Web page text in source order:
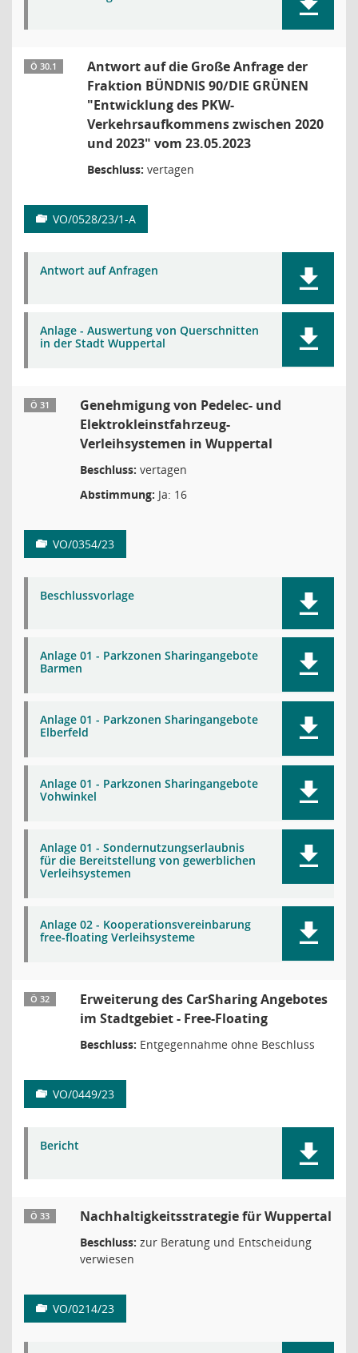
Ö 30.1
Antwort auf die Große Anfrage der
Fraktion BÜNDNIS 90/DIE GRÜNEN
"Entwicklung des PKW-
Verkehrsaufkommens zwischen 2020
und 2023" vom 23.05.2023
Beschluss: vertagen
VO/0528/23/1-A
Antwort auf Anfragen
Anlage - Auswertung von Querschnitten
in der Stadt Wuppertal
Ö 31
Genehmigung von Pedelec- und
Elektrokleinstfahrzeug-
Verleihsystemen in Wuppertal
Beschluss: vertagen
Abstimmung: Ja: 16
VO/0354/23
Beschlussvorlage
Anlage 01 - Parkzonen Sharingangebote
Barmen
Anlage 01 - Parkzonen Sharingangebote
Elberfeld
Anlage 01 - Parkzonen Sharingangebote
Vohwinkel
Anlage 01 - Sondernutzungserlaubnis
für die Bereitstellung von gewerblichen
Verleihsystemen
Anlage 02 - Kooperationsvereinbarung
free-floating Verleihsysteme
Ö 32
Erweiterung des CarSharing Angebotes
im Stadtgebiet - Free-Floating
Beschluss: Entgegennahme ohne Beschluss
VO/0449/23
Bericht
Ö 33 Nachhaltigkeitsstrategie für Wuppertal
Beschluss: zur Beratung und Entscheidung
verwiesen
VO/0214/23